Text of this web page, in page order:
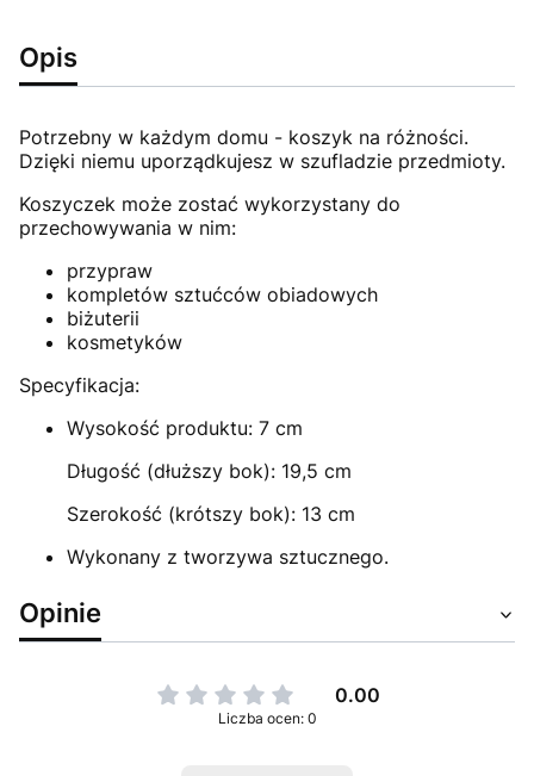
Opis
Potrzebny w każdym domu - koszyk na różności.
Dzięki niemu uporządkujesz w szufladzie przedmioty.
Koszyczek może zostać wykorzystany do
przechowywania w nim:
przypraw
kompletów sztućców obiadowych
biżuterii
kosmetyków
Specyfikacja:
Wysokość produktu: 7 cm
Długość (dłuższy bok): 19,5 cm
Szerokość (krótszy bok): 13 cm
Wykonany z tworzywa sztucznego.
Opinie
0.00
Liczba ocen: 0